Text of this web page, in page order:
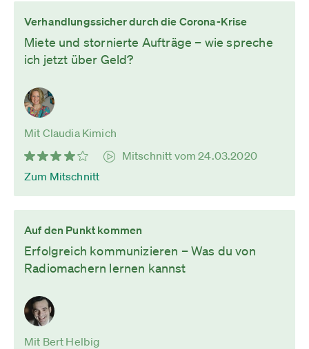
Verhandlungssicher durch die Corona-Krise
Miete und stornierte Aufträge – wie spreche
ich jetzt über Geld?
Mit Claudia Kimich
Mitschnitt vom 24.03.2020
Zum Mitschnitt
Auf den Punkt kommen
Erfolgreich kommunizieren – Was du von
Radiomachern lernen kannst
Mit Bert Helbig